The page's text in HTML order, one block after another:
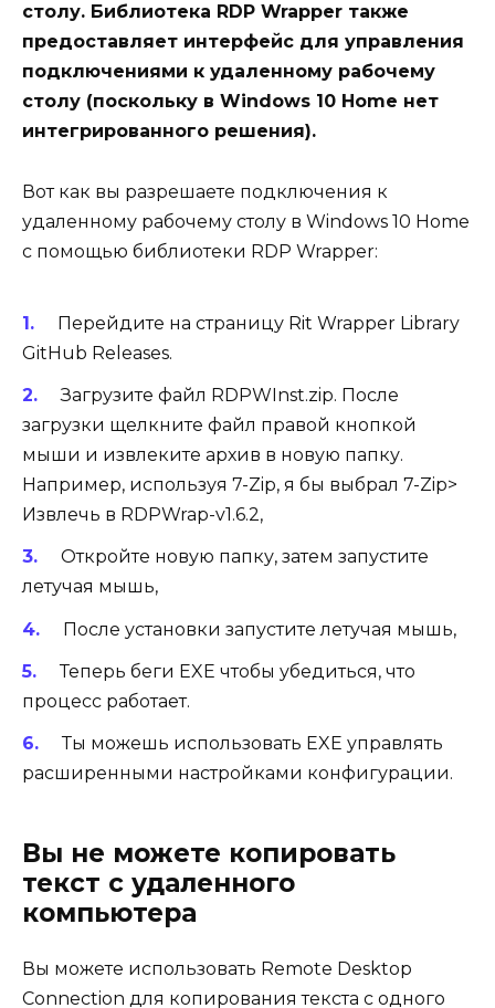
столу. Библиотека RDP Wrapper также
предоставляет интерфейс для управления
подключениями к удаленному рабочему
столу (поскольку в Windows 10 Home нет
интегрированного решения).
Вот как вы разрешаете подключения к
удаленному рабочему столу в Windows 10 Home
с помощью библиотеки RDP Wrapper:
Перейдите на страницу Rit Wrapper Library
GitHub Releases.
Загрузите файл RDPWInst.zip. После
загрузки щелкните файл правой кнопкой
мыши и извлеките архив в новую папку.
Например, используя 7-Zip, я бы выбрал 7-Zip>
Извлечь в RDPWrap-v1.6.2,
Откройте новую папку, затем запустите
летучая мышь,
После установки запустите летучая мышь,
Теперь беги EXE чтобы убедиться, что
процесс работает.
Ты можешь использовать EXE управлять
расширенными настройками конфигурации.
Вы не можете копировать
текст с удаленного
компьютера
Вы можете использовать Remote Desktop
Connection для копирования текста с одного